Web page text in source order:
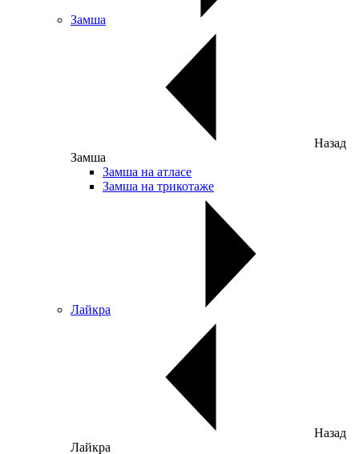
Замша
Назад
Замша
Замша на атласе
Замша на трикотаже
Лайкра
Назад
Лайкра